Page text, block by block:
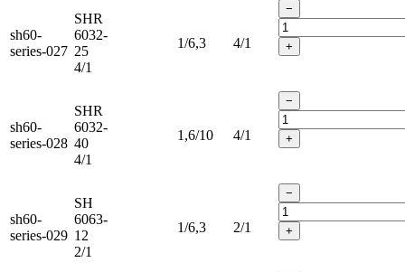
sh60-
series-027
SHR
6032-
25
4/1
1/6,3 4/1
−
+
sh60-
series-028
SHR
6032-
40
4/1
1,6/10 4/1
−
+
sh60-
series-029
SH
6063-
12
2/1
1/6,3 2/1
−
+